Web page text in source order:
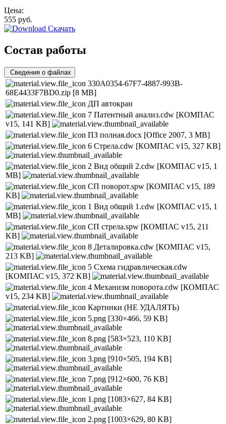
Цена:
555 руб.
Скачать
Состав работы
Сведения о файлах
330A0354-67F7-4887-993B-
68E4433F7BD0.zip [8 MB]
ДП автокран
7 Патентный анализ.cdw [КОМПАС
v15, 141 KB]
ПЗ полная.docx [Office 2007, 3 MB]
6 Стрела.cdw [КОМПАС v15, 327 KB]
2 Вид общий 2.cdw [КОМПАС v15, 1
MB]
СП поворот.spw [КОМПАС v15, 189
KB]
1 Вид общий 1.cdw [КОМПАС v15, 1
MB]
СП стрела.spw [КОМПАС v15, 211
KB]
8 Деталировка.cdw [КОМПАС v15,
213 KB]
5 Схема гидравлическая.cdw
[КОМПАС v15, 372 KB]
4 Механизм поворота.cdw [КОМПАС
v15, 234 KB]
Картинки (НЕ УДАЛЯТЬ)
5.png [330×466, 59 KB]
8.png [583×523, 110 KB]
3.png [910×505, 194 KB]
7.png [912×600, 76 KB]
1.png [1083×627, 84 KB]
2.png [1003×629, 80 KB]